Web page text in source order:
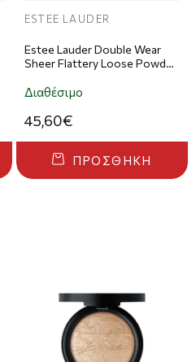
ESTEE LAUDER
Estee Lauder Double Wear
Sheer Flattery Loose Powder
Διαθέσιμο
45,60€
ΠΡΟΣΘΉΚΗ